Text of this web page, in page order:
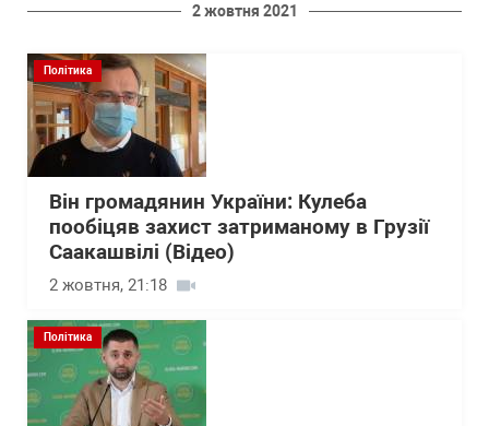
2 жовтня 2021
Політика
Він громадянин України: Кулеба
пообіцяв захист затриманому в Грузії
Саакашвілі (Відео)
2 жовтня, 21:18
Політика